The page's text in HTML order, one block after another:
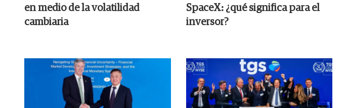
en medio de la volatilidad
cambiaria
SpaceX: ¿qué significa para el
inversor?